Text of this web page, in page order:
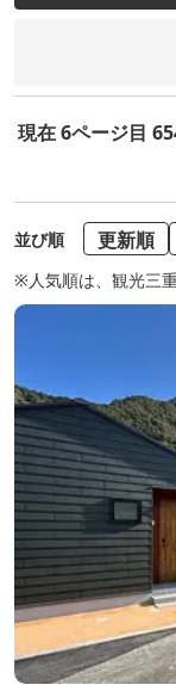
現在 6ページ目
並び順 更新順
※人気順は、観光三